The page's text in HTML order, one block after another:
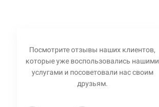
Посмотрите отзывы наших клиентов,
которые уже воспользовались нашими
услугами и посоветовали нас своим
друзьям.